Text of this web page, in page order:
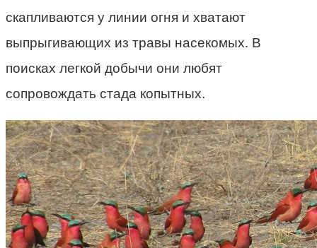
скапливаются у линии огня и хватают
выпрыгивающих из травы насекомых. В
поисках легкой добычи они любят
сопровождать стада копытных.